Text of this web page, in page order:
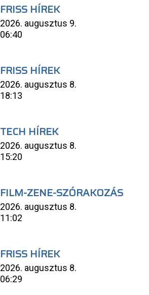
FRISS HÍREK
2026. augusztus 9.
06:40
FRISS HÍREK
2026. augusztus 8.
18:13
TECH HÍREK
2026. augusztus 8.
15:20
FILM-ZENE-SZÓRAKOZÁS
2026. augusztus 8.
11:02
FRISS HÍREK
2026. augusztus 8.
06:29